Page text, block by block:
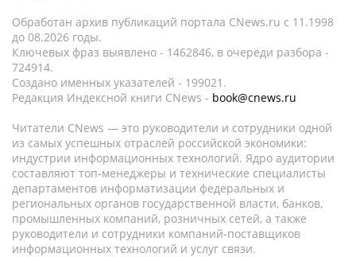
Обработан архив публикаций портала CNews.ru c 11.1998
до 08.2026 годы.
Ключевых фраз выявлено - 1462846, в очереди разбора -
724914.
Создано именных указателей - 199021.
Редакция Индексной книги CNews - book@cnews.ru
Читатели CNews — это руководители и сотрудники одной
из самых успешных отраслей российской экономики:
индустрии информационных технологий. Ядро аудитории
составляют топ-менеджеры и технические специалисты
департаментов информатизации федеральных и
региональных органов государственной власти, банков,
промышленных компаний, розничных сетей, а также
руководители и сотрудники компаний-поставщиков
информационных технологий и услуг связи.